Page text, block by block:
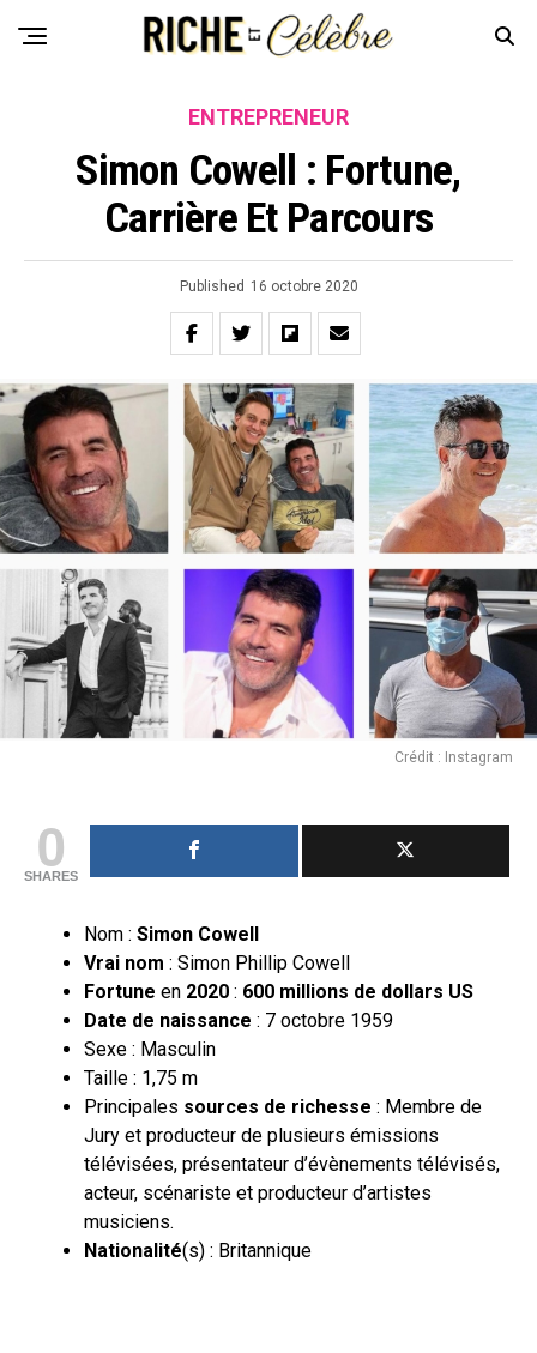
ENTREPRENEUR
Simon Cowell : Fortune,
Carrière Et Parcours
Published 16 octobre 2020
Crédit : Instagram
0
SHARES
Nom : Simon Cowell
Vrai nom : Simon Phillip Cowell
Fortune en 2020 : 600 millions de dollars US
Date de naissance : 7 octobre 1959
Sexe : Masculin
Taille : 1,75 m
Principales sources de richesse : Membre de
Jury et producteur de plusieurs émissions
télévisées, présentateur d’évènements télévisés,
acteur, scénariste et producteur d’artistes
musiciens.
Nationalité(s) : Britannique